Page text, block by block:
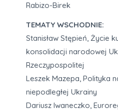
Rabizo-Birek
TEMATY WSCHODNIE:
Stanisław Stępień, Życie
konsolidacji narodowej
Rzeczypospolitej
Leszek Mazepa, Polityka
niepodległej Ukrainy
Dariusz Iwaneczko,